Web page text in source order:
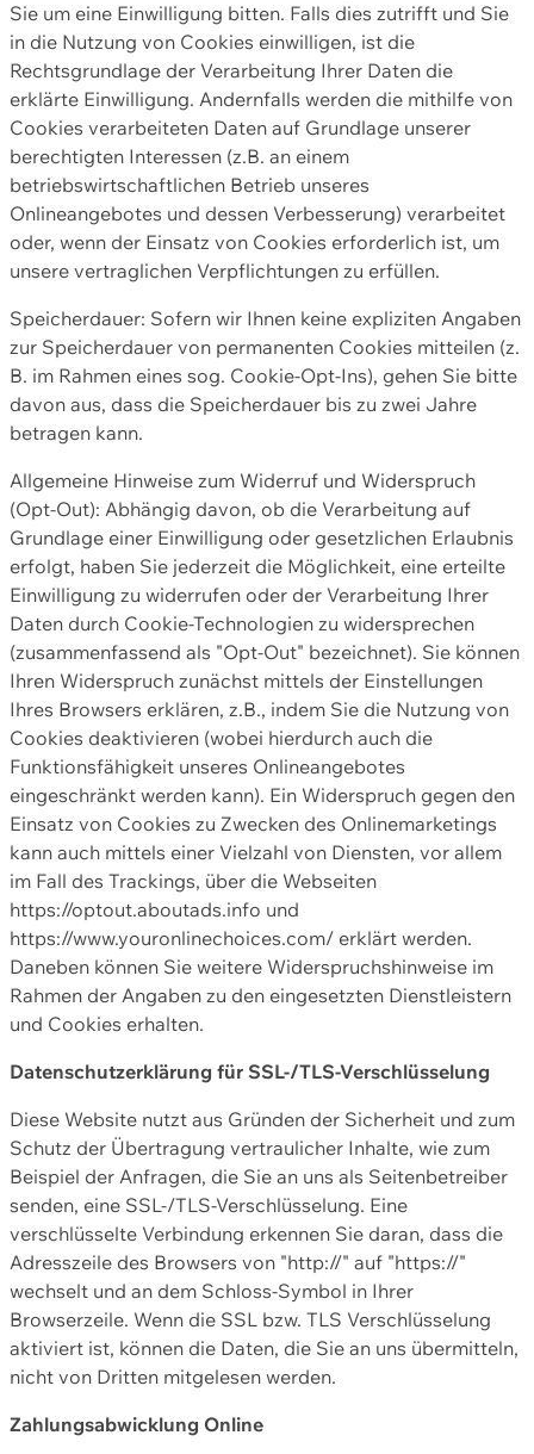
Sie um eine Einwilligung bitten. Falls dies zutrifft und Sie
in die Nutzung von Cookies einwilligen, ist die
Rechtsgrundlage der Verarbeitung Ihrer Daten die
erklärte Einwilligung. Andernfalls werden die mithilfe von
Cookies verarbeiteten Daten auf Grundlage unserer
berechtigten Interessen (z.B. an einem
betriebswirtschaftlichen Betrieb unseres
Onlineangebotes und dessen Verbesserung) verarbeitet
oder, wenn der Einsatz von Cookies erforderlich ist, um
unsere vertraglichen Verpflichtungen zu erfüllen.
Speicherdauer: Sofern wir Ihnen keine expliziten Angaben
zur Speicherdauer von permanenten Cookies mitteilen (z.
B. im Rahmen eines sog. Cookie-Opt-Ins), gehen Sie bitte
davon aus, dass die Speicherdauer bis zu zwei Jahre
betragen kann.
Allgemeine Hinweise zum Widerruf und Widerspruch
(Opt-Out): Abhängig davon, ob die Verarbeitung auf
Grundlage einer Einwilligung oder gesetzlichen Erlaubnis
erfolgt, haben Sie jederzeit die Möglichkeit, eine erteilte
Einwilligung zu widerrufen oder der Verarbeitung Ihrer
Daten durch Cookie-Technologien zu widersprechen
(zusammenfassend als "Opt-Out" bezeichnet). Sie können
Ihren Widerspruch zunächst mittels der Einstellungen
Ihres Browsers erklären, z.B., indem Sie die Nutzung von
Cookies deaktivieren (wobei hierdurch auch die
Funktionsfähigkeit unseres Onlineangebotes
eingeschränkt werden kann). Ein Widerspruch gegen den
Einsatz von Cookies zu Zwecken des Onlinemarketings
kann auch mittels einer Vielzahl von Diensten, vor allem
im Fall des Trackings, über die Webseiten
https://optout.aboutads.info und
https://www.youronlinechoices.com/ erklärt werden.
Daneben können Sie weitere Widerspruchshinweise im
Rahmen der Angaben zu den eingesetzten Dienstleistern
und Cookies erhalten.
Datenschutzerklärung für SSL-/TLS-Verschlüsselung
Diese Website nutzt aus Gründen der Sicherheit und zum
Schutz der Übertragung vertraulicher Inhalte, wie zum
Beispiel der Anfragen, die Sie an uns als Seitenbetreiber
senden, eine SSL-/TLS-Verschlüsselung. Eine
verschlüsselte Verbindung erkennen Sie daran, dass die
Adresszeile des Browsers von "http://" auf "https://"
wechselt und an dem Schloss-Symbol in Ihrer
Browserzeile. Wenn die SSL bzw. TLS Verschlüsselung
aktiviert ist, können die Daten, die Sie an uns übermitteln,
nicht von Dritten mitgelesen werden.
Zahlungsabwicklung Online